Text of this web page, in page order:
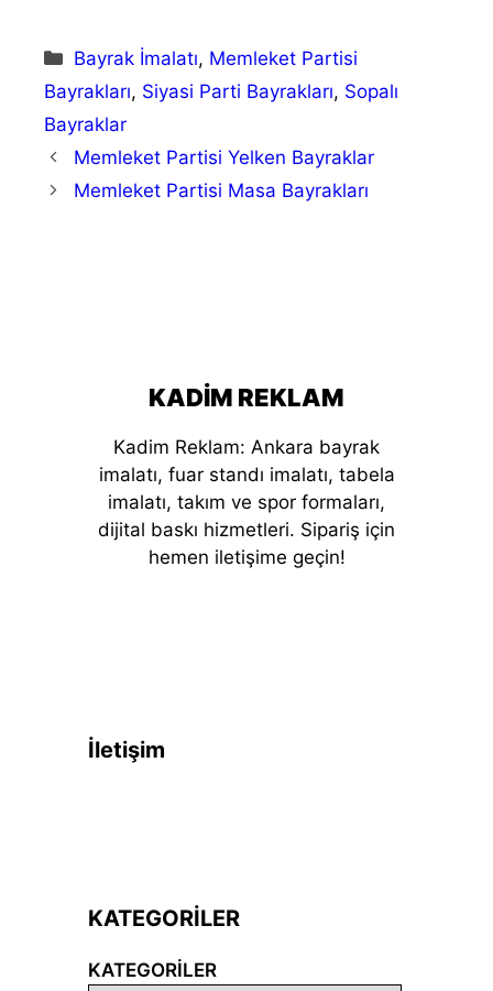
Kategoriler
Bayrak İmalatı, Memleket Partisi
Bayrakları, Siyasi Parti Bayrakları, Sopalı
Bayraklar
Memleket Partisi Yelken Bayraklar
Memleket Partisi Masa Bayrakları
KADIM REKLAM
Kadim Reklam: Ankara bayrak
imalatı, fuar standı imalatı, tabela
imalatı, takım ve spor formaları,
dijital baskı hizmetleri. Sipariş için
hemen iletişime geçin!
İletişim
KATEGORİLER
KATEGORILER